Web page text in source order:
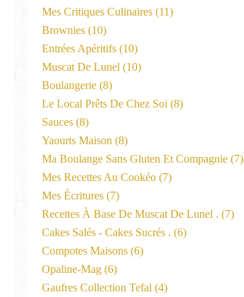
Mes Critiques Culinaires (11)
Brownies (10)
Entrées Apéritifs (10)
Muscat De Lunel (10)
Boulangerie (8)
Le Local Prêts De Chez Soi (8)
Sauces (8)
Yaourts Maison (8)
Ma Boulange Sans Gluten Et Compagnie (7)
Mes Recettes Au Cookéo (7)
Mes Écritures (7)
Recettes À Base De Muscat De Lunel . (7)
Cakes Salés - Cakes Sucrés . (6)
Compotes Maisons (6)
Opaline-Mag (6)
Gaufres Collection Tefal (4)